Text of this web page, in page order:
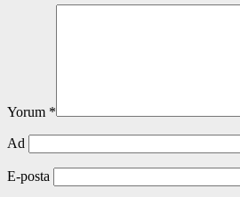
Yorum *
Ad
E-posta